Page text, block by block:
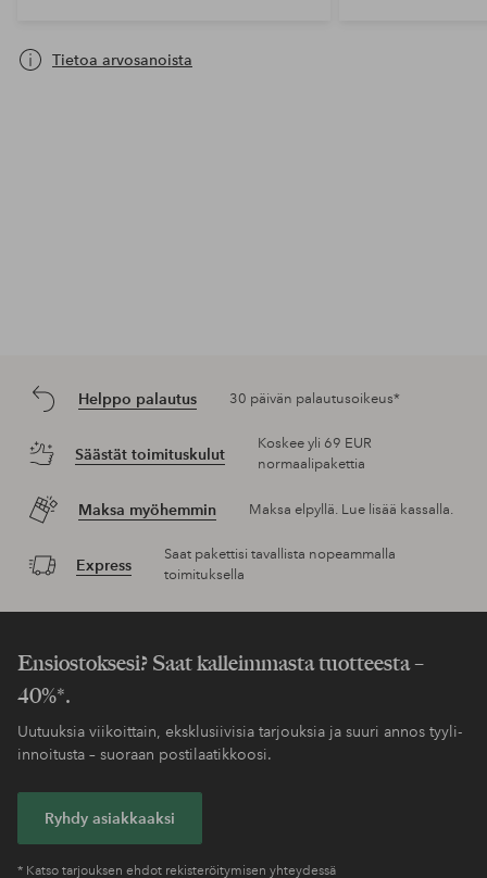
Tietoa arvosanoista
Helppo palautus 30 päivän palautusoikeus*
Säästät toimituskulut
Koskee yli 69 EUR
normaalipakettia
Maksa myöhemmin Maksa elpyllä. Lue lisää kassalla.
Express
Saat pakettisi tavallista nopeammalla
toimituksella
Ensiostoksesi? Saat kalleimmasta tuotteesta –
40%*.
Uutuuksia viikoittain, eksklusiivisia tarjouksia ja suuri annos tyyli-
innoitusta – suoraan postilaatikkoosi.
Ryhdy asiakkaaksi
* Katso tarjouksen ehdot rekisteröitymisen yhteydessä